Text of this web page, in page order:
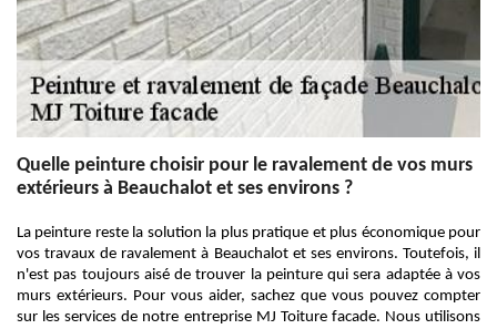
Quelle peinture choisir pour le ravalement de vos murs
extérieurs à Beauchalot et ses environs ?
La peinture reste la solution la plus pratique et plus économique pour
vos travaux de ravalement à Beauchalot et ses environs. Toutefois, il
n'est pas toujours aisé de trouver la peinture qui sera adaptée à vos
murs extérieurs. Pour vous aider, sachez que vous pouvez compter
sur les services de notre entreprise MJ Toiture facade. Nous utilisons